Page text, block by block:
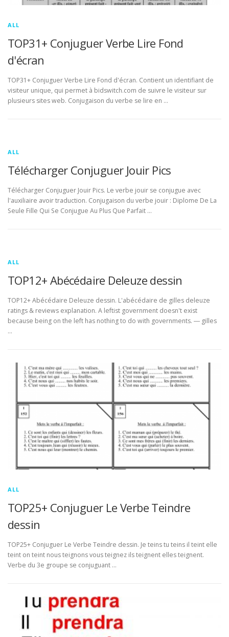
ALL
TOP31+ Conjuguer Verbe Lire Fond
d'écran
TOP31+ Conjuguer Verbe Lire Fond d'écran. Contient un identifiant de
visiteur unique, qui permet à bidswitch.com de suivre le visiteur sur
plusieurs sites web. Conjugaison du verbe se lire en …
ALL
Télécharger Conjuguer Jouir Pics
Télécharger Conjuguer Jouir Pics. Le verbe jouir se conjugue avec
l'auxiliaire avoir traduction. Conjugaison du verbe jouir : Diplome De La
Seule Fille Qui Se Conjugue Au Plus Que Parfait …
ALL
TOP12+ Abécédaire Deleuze dessin
TOP12+ Abécédaire Deleuze dessin. L'abécédaire de gilles deleuze
ratings & reviews explanation. A leftist government doesn't exist
because being on the left has nothing to do with governments. ― gilles
…
ALL
TOP25+ Conjuguer Le Verbe Teindre
dessin
TOP25+ Conjuguer Le Verbe Teindre dessin. Je teins tu teins il teint elle
teint on teint nous teignons vous teignez ils teignent elles teignent.
Verbe du 3e groupe se conjuguant …